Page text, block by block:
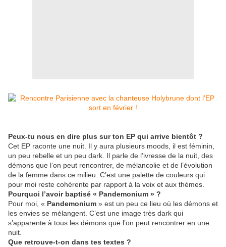
Peux-tu nous en dire plus sur ton EP qui arrive bientôt ?
Cet EP raconte une nuit. Il y aura plusieurs moods, il est féminin,
un peu rebelle et un peu dark. Il parle de l’ivresse de la nuit, des
démons que l’on peut rencontrer, de mélancolie et de l’évolution
de la femme dans ce milieu. C’est une palette de couleurs qui
pour moi reste cohérente par rapport à la voix et aux thèmes.
Pourquoi l’avoir baptisé « Pandemonium » ?
Pour moi, « Pandemonium » est un peu ce lieu où les démons et
les envies se mélangent. C’est une image très dark qui
s’apparente à tous les démons que l’on peut rencontrer en une
nuit.
Que retrouve-t-on dans tes textes ?